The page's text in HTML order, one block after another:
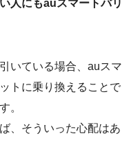
人にもauスマートバリ
いている場合、auスマ
トに乗り換えることで
。
、そういった心配はあ